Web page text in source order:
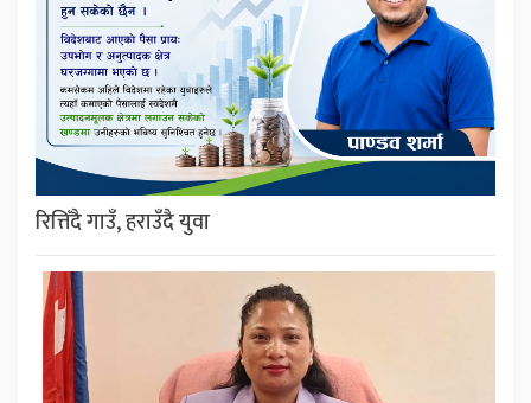
रित्तिँदै गाउँ, हराउँदै युवा